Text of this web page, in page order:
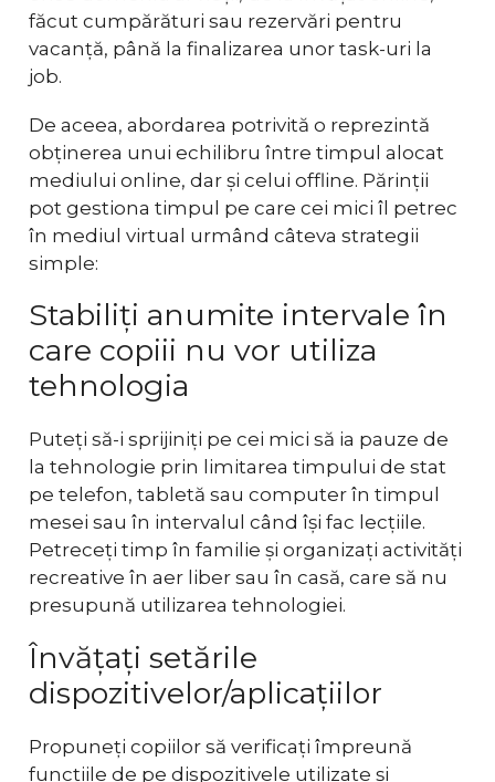
făcut cumpărături sau rezervări pentru
vacanță, până la finalizarea unor task-uri la
job.
De aceea, abordarea potrivită o reprezintă
obținerea unui echilibru între timpul alocat
mediului online, dar și celui offline. Părinții
pot gestiona timpul pe care cei mici îl petrec
în mediul virtual urmând câteva strategii
simple:
Stabiliți anumite intervale în
care copiii nu vor utiliza
tehnologia
Puteți să-i sprijiniți pe cei mici să ia pauze de
la tehnologie prin limitarea timpului de stat
pe telefon, tabletă sau computer în timpul
mesei sau în intervalul când își fac lecțiile.
Petreceți timp în familie și organizați activități
recreative în aer liber sau în casă, care să nu
presupună utilizarea tehnologiei.
Învățați setările
dispozitivelor/aplicațiilor
Propuneți copiilor să verificați împreună
funcțiile de pe dispozitivele utilizate și